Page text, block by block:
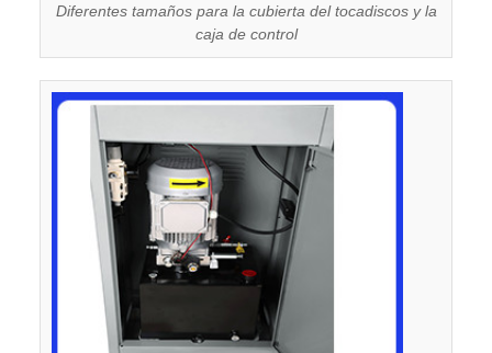
Diferentes tamaños para la cubierta del tocadiscos y la
caja de control